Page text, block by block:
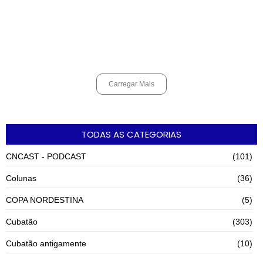
Carregar Mais
TODAS AS CATEGORIAS
CNCAST - PODCAST (101)
Colunas (36)
COPA NORDESTINA (5)
Cubatão (303)
Cubatão antigamente (10)